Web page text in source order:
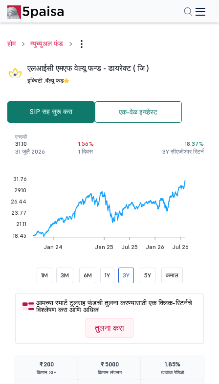
होम म्युच्युअल फंड
एलआईसी एमएफ वेल्यू फन्ड - डायरेक्ट ( जि )
इक्विटी .वॅल्यू फंड
SIP सह सुरू करा एक-वेळ इन्व्हेस्ट
एनएव्ही
31.10
31 जुलै 2026
1.56%
1 दिवस
18.37%
3Y सीएजीआर रिटर्न
Jan 24 Jan 25 Jul 25 Jan 26 Jul 26
31.76
29.10
26.44
23.77
21.11
18.45
1M 3M 6M 1Y 3Y 5Y कमाल
आमच्या स्मार्ट टूलसह फंडची तुलना करण्यासाठी एक क्लिक-रिटर्नचे
विश्लेषण करा आणि अधिक!
तुलना करा
₹ 200
किमान SIP
₹ 5000
किमान लंपसम
1.85%
खर्चाचा रेशिओ